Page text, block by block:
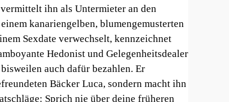
ihn als Untermieter an den
kanariengelben, blumengemusterten
Sexdate verwechselt, kennzeichnet
Hedonist und Gelegenheitsdealer
auch dafür bezahlen. Er
Bäcker Luca, sondern macht ihn
Sprich nie über deine früheren